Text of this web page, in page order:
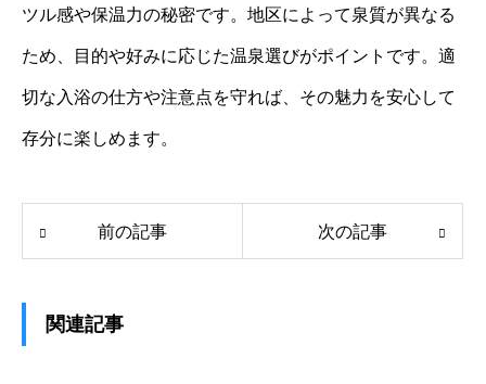
ツル感や保温力の秘密です。地区によって泉質が異なる
ため、目的や好みに応じた温泉選びがポイントです。適
切な入浴の仕方や注意点を守れば、その魅力を安心して
存分に楽しめます。
前の記事 次の記事
関連記事